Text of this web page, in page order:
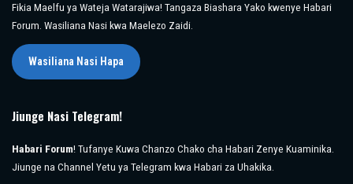
Fikia Maelfu ya Wateja Watarajiwa! Tangaza Biashara Yako kwenye Habari
Forum. Wasiliana Nasi kwa Maelezo Zaidi.
Wasiliana Nasi Hapa
Jiunge Nasi Telegram!
Habari Forum! Tufanye Kuwa Chanzo Chako cha Habari Zenye Kuaminika.
Jiunge na Channel Yetu ya Telegram kwa Habari za Uhakika.